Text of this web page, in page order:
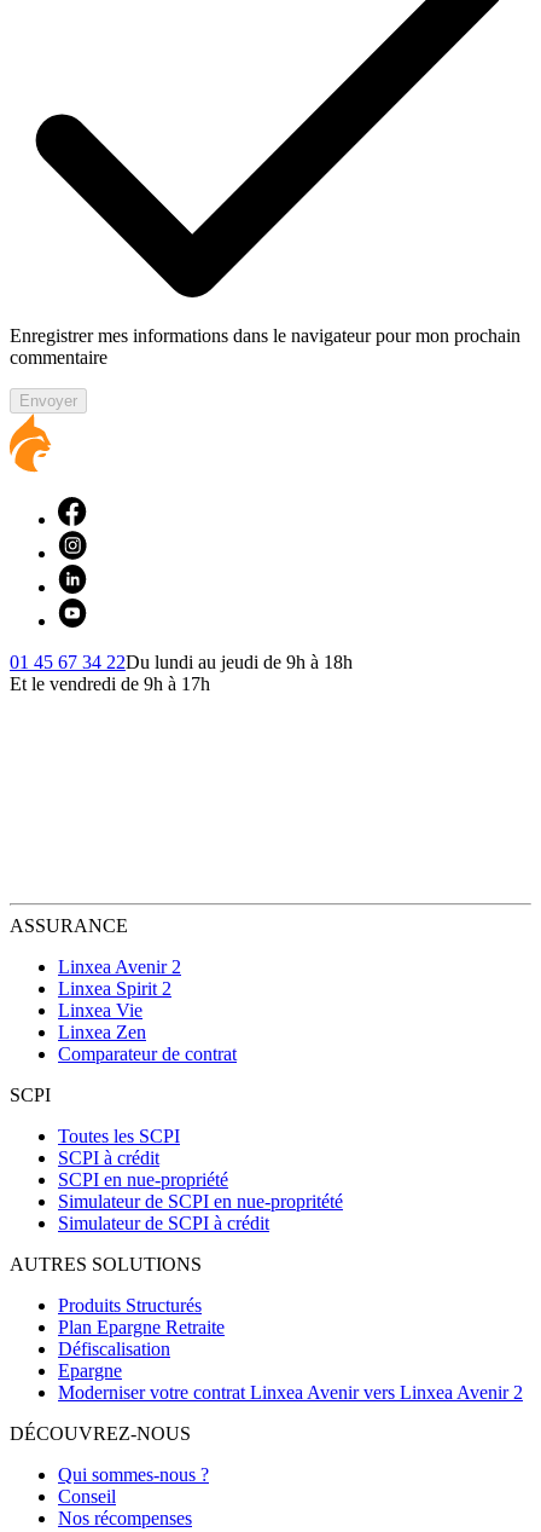
Enregistrer mes informations dans le navigateur pour mon prochain
commentaire
Envoyer
01 45 67 34 22Du lundi au jeudi de 9h à 18h
Et le vendredi de 9h à 17h
ASSURANCE
Linxea Avenir 2
Linxea Spirit 2
Linxea Vie
Linxea Zen
Comparateur de contrat
SCPI
Toutes les SCPI
SCPI à crédit
SCPI en nue-propriété
Simulateur de SCPI en nue-propritété
Simulateur de SCPI à crédit
AUTRES SOLUTIONS
Produits Structurés
Plan Epargne Retraite
Défiscalisation
Epargne
Moderniser votre contrat Linxea Avenir vers Linxea Avenir 2
DÉCOUVREZ-NOUS
Qui sommes-nous ?
Conseil
Nos récompenses